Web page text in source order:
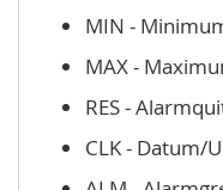
MIN -
MAX -
RES -
CLK - Datum/